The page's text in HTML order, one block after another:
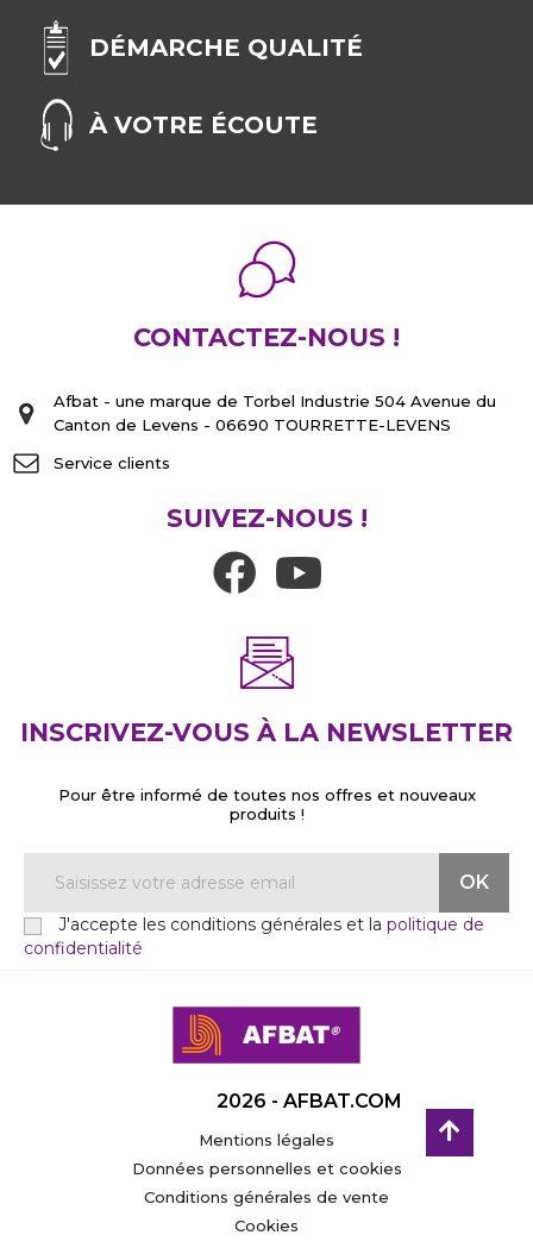
DÉMARCHE QUALITÉ
À VOTRE ÉCOUTE
CONTACTEZ-NOUS !
Afbat - une marque de Torbel Industrie 504 Avenue du
Canton de Levens - 06690 TOURRETTE-LEVENS
Service clients
SUIVEZ-NOUS !
INSCRIVEZ-VOUS À LA NEWSLETTER
Pour être informé de toutes nos offres et nouveaux
produits !
J'accepte les conditions générales et la politique de
confidentialité
2026 - AFBAT.COM
Mentions légales
Données personnelles et cookies
Conditions générales de vente
Cookies